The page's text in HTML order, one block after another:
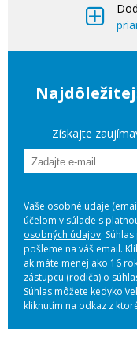
Získajte
Vaše osobné údaje
účelom v súlade s
osobných údajov.
pošleme na váš email.
ak máte menej ako 16
zástupcu (rodiča) o
Súhlas môžete
kliknutím na odkaz z